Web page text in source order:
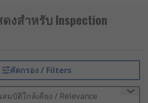
าถึงยาก เช่น ท่อ เครื่องจักร
ะพื้นที่จำกัดอื่น ๆ ถือเป็นสิ่งที่
ายอุตสาหกรรมต้องนำกล้องงู
งพื้นที่ได้หลากหลาย สามารถส่ง
น้าจอได้แบบเรียลไทม์ ช่วยให้
วามเสียหาย ปัญหาภายใน และ
าได้อย่างมีประสิทธิภาพ
งสำหรับ Inspection
คัดกรอง / Filters
มบัติใกล้เคียง / Relevance